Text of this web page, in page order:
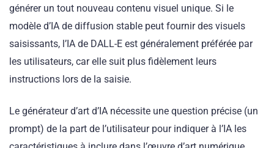
générer un tout nouveau contenu visuel unique. Si le
modèle d’IA de diffusion stable peut fournir des visuels
saisissants, l’IA de DALL-E est généralement préférée par
les utilisateurs, car elle suit plus fidèlement leurs
instructions lors de la saisie.
Le générateur d’art d’IA nécessite une question précise (un
prompt) de la part de l’utilisateur pour indiquer à l’IA les